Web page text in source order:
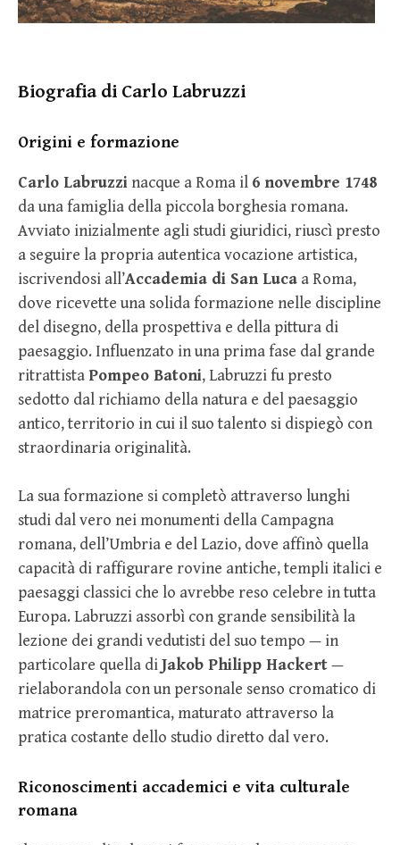
Biografia di Carlo Labruzzi
Origini e formazione
Carlo Labruzzi nacque a Roma il 6 novembre 1748
da una famiglia della piccola borghesia romana.
Avviato inizialmente agli studi giuridici, riuscì presto
a seguire la propria autentica vocazione artistica,
iscrivendosi all’Accademia di San Luca a Roma,
dove ricevette una solida formazione nelle discipline
del disegno, della prospettiva e della pittura di
paesaggio. Influenzato in una prima fase dal grande
ritrattistaPompeo Batoni, Labruzzi fu presto
sedotto dal richiamo della natura e del paesaggio
antico, territorio in cui il suo talento si dispiegò con
straordinaria originalità.
La sua formazione si completò attraverso lunghi
studi dal vero nei monumenti della Campagna
romana, dell’Umbria e del Lazio, dove affinò quella
capacità di raffigurare rovine antiche, templi italici e
paesaggi classici che lo avrebbe reso celebre in tutta
Europa. Labruzzi assorbì con grande sensibilità la
lezione dei grandi vedutisti del suo tempo — in
particolare quella diJakob Philipp Hackert—
rielaborandola con un personale senso cromatico di
matrice preromantica, maturato attraverso la
pratica costante dello studio diretto dal vero.
Riconoscimenti accademici e vita culturale
romana